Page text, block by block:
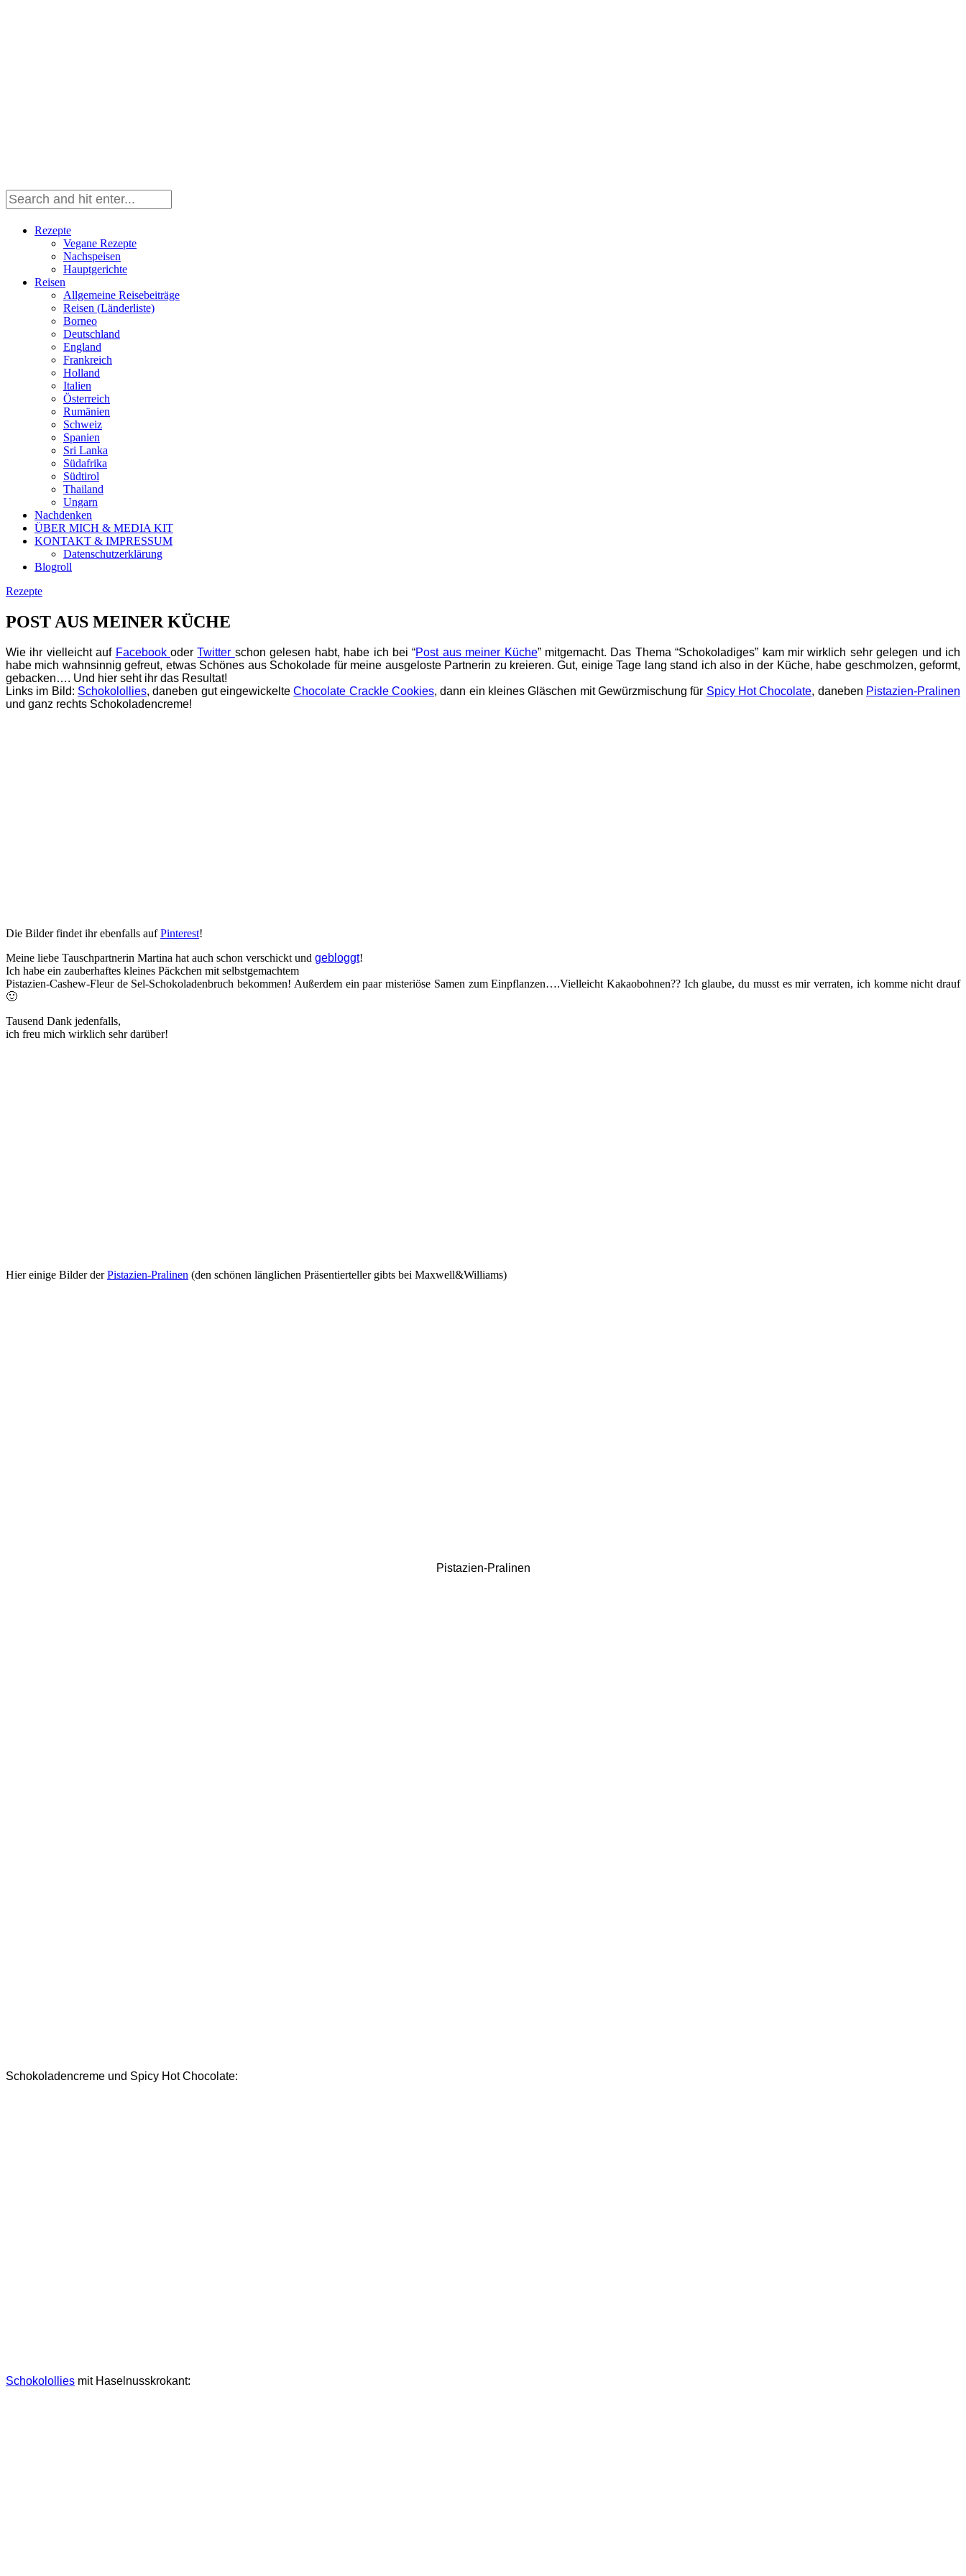
Rezepte
Vegane Rezepte
Nachspeisen
Hauptgerichte
Reisen
Allgemeine Reisebeiträge
Reisen (Länderliste)
Borneo
Deutschland
England
Frankreich
Holland
Italien
Österreich
Rumänien
Schweiz
Spanien
Sri Lanka
Südafrika
Südtirol
Thailand
Ungarn
Nachdenken
ÜBER MICH & MEDIA KIT
KONTAKT & IMPRESSUM
Datenschutzerklärung
Blogroll
Rezepte
POST AUS MEINER KÜCHE
Wie ihr vielleicht auf FacebookoderTwitter schon gelesen habt, habe ich bei “Post aus meiner Küche” mitgemacht. Das Thema “Schokoladiges” kam mir wirklich sehr gelegen und ich
habe mich wahnsinnig gefreut, etwas Schönes aus Schokolade für meine ausgeloste Partnerin zu kreieren. Gut, einige Tage lang stand ich also in der Küche, habe geschmolzen, geformt,
gebacken…. Und hier seht ihr das Resultat!
Links im Bild: Schokolollies, daneben gut eingewickelteChocolate Crackle Cookies, dann ein kleines Gläschen mit Gewürzmischung für Spicy Hot Chocolate, daneben Pistazien-Pralinen
und ganz rechts Schokoladencreme!
Die Bilder findet ihr ebenfalls aufPinterest!
Meine liebe Tauschpartnerin Martina hat auch schon verschickt und gebloggt!
Ich habe ein zauberhaftes kleines Päckchen mit selbstgemachtem
Pistazien-Cashew-Fleur de Sel-Schokoladenbruch bekommen! Außerdem ein paar misteriöse Samen zum Einpflanzen….Vielleicht Kakaobohnen?? Ich glaube, du musst es mir verraten, ich komme nicht drauf
🙂
Tausend Dank jedenfalls,
ich freu mich wirklich sehr darüber!
Hier einige Bilder derPistazien-Pralinen (den schönen länglichen Präsentierteller gibts bei Maxwell&Williams)
Pistazien-Pralinen
Schokoladencreme und Spicy Hot Chocolate:
Schokolollies mit Haselnusskrokant: